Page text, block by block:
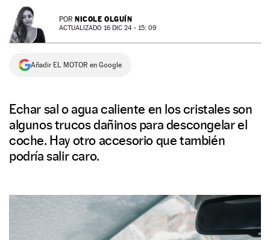
NEWSLETTER POR NICOLE OLGUÍN
ACTUALIZADO 16 DIC 24 - 15: 09
Añadir EL MOTOR en Google
Echar sal o agua caliente en los cristales son
algunos trucos dañinos para descongelar el
coche. Hay otro accesorio que también
podría salir caro.